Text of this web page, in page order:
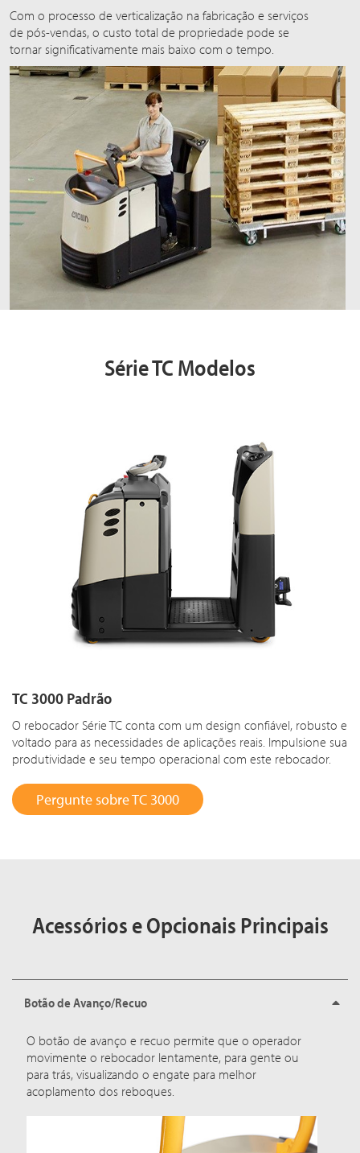
Com o processo de verticalização na fabricação e serviços
de pós-vendas, o custo total de propriedade pode se
tornar significativamente mais baixo com o tempo.
Série TC Modelos
TC 3000 Padrão
O rebocador Série TC conta com um design confiável, robusto e
voltado para as necessidades de aplicações reais. Impulsione sua
produtividade e seu tempo operacional com este rebocador.
Pergunte sobre TC 3000
Acessórios e Opcionais Principais
Botão de Avanço/Recuo
O botão de avanço e recuo permite que o operador
movimente o rebocador lentamente, para gente ou
para trás, visualizando o engate para melhor
acoplamento dos reboques.